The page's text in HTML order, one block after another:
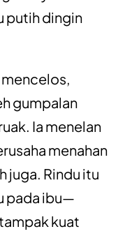
putih dingin
gumpalan
Ia menelan
menahan
juga. Rindu itu
pada ibu—
kuat